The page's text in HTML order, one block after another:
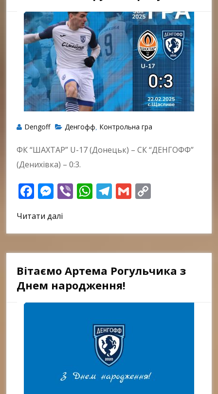
Dengoff Денгофф Контрольна гра
ФК “ШАХТАР” U-17 (Донецьк) – СК “ДЕНГОФФ”
(Денихівка) – 0:3.
Facebook
Messenger
ViberWhatsApp
Telegram
Gmail
Читати далі
Вітаємо Артема Рогульчика з
Днем народження!